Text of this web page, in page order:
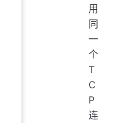
用
同
一
个
T
C
P
连